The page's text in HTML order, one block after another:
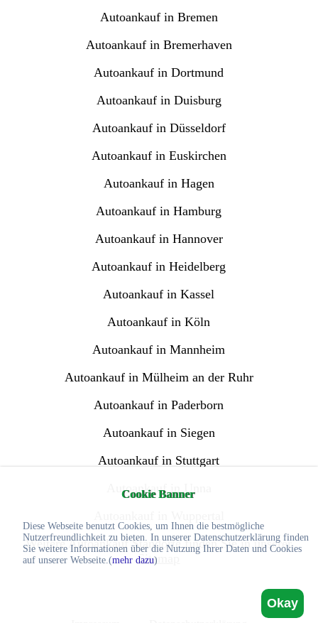
Cookie Banner
Diese Webseite benutzt Cookies, um Ihnen die bestmögliche
Nutzerfreundlichkeit zu bieten. In unserer Datenschutzerklärung finden
Sie weitere Informationen über die Nutzung Ihrer Daten und Cookies
auf unserer Webseite.(mehr dazu)
Okay
Autoankauf in Bremen
Autoankauf in Bremerhaven
Autoankauf in Dortmund
Autoankauf in Duisburg
Autoankauf in Düsseldorf
Autoankauf in Euskirchen
Autoankauf in Hagen
Autoankauf in Hamburg
Autoankauf in Hannover
Autoankauf in Heidelberg
Autoankauf in Kassel
Autoankauf in Köln
Autoankauf in Mannheim
Autoankauf in Mülheim an der Ruhr
Autoankauf in Paderborn
Autoankauf in Siegen
Autoankauf in Stuttgart
Autoankauf in Unna
Weitere Autoankauf Standorte finden Sie in unserer
Sitemap